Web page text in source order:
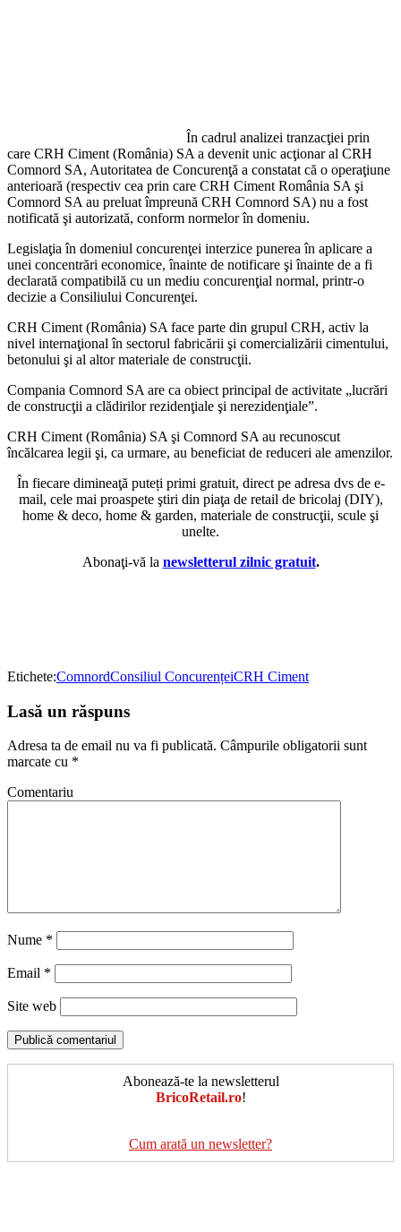
În cadrul analizei tranzacţiei prin
care CRH Ciment (România) SA a devenit unic acţionar al CRH
Comnord SA, Autoritatea de Concurenţă a constatat că o operaţiune
anterioară (respectiv cea prin care CRH Ciment România SA şi
Comnord SA au preluat împreună CRH Comnord SA) nu a fost
notificată şi autorizată, conform normelor în domeniu.
Legislaţia în domeniul concurenţei interzice punerea în aplicare a
unei concentrări economice, înainte de notificare şi înainte de a fi
declarată compatibilă cu un mediu concurenţial normal, printr-o
decizie a Consiliului Concurenţei.
CRH Ciment (România) SA face parte din grupul CRH, activ la
nivel internaţional în sectorul fabricării şi comercializării cimentului,
betonului şi al altor materiale de construcţii.
Compania Comnord SA are ca obiect principal de activitate „lucrări
de construcţii a clădirilor rezidenţiale şi nerezidenţiale”.
CRH Ciment (România) SA şi Comnord SA au recunoscut
încălcarea legii şi, ca urmare, au beneficiat de reduceri ale amenzilor.
În fiecare dimineaţă puteți primi gratuit, direct pe adresa dvs de e-
mail, cele mai proaspete ştiri din piaţa de retail de bricolaj (DIY),
home & deco, home & garden, materiale de construcţii, scule şi
unelte.
Abonaţi-vă la newsletterul zilnic gratuit.
Etichete:ComnordConsiliul ConcurențeiCRH Ciment
Lasă un răspuns
Adresa ta de email nu va fi publicată. Câmpurile obligatorii sunt
marcate cu *
Comentariu
Nume *
Email *
Site web
Abonează-te la newsletterul
BricoRetail.ro!
Cum arată un newsletter?